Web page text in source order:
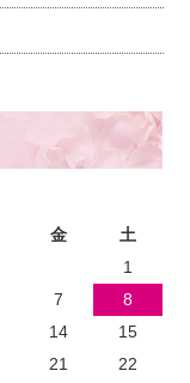
金 土
1
7
8
14
15
21
22